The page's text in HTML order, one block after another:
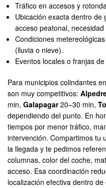
Tráfico en accesos y
Ubicación exacta dentro de
acceso peatonal,
Condiciones
(lluvia o nieve).
Eventos locales o franjas
Para municipios colindantes
son muy competitivos:
min, Galapagar20–30 min,
dependiendo del punto. En
tiempos por menor tráfico,
intervención. Compartimos tu
la llegada y te pedimos
columnas, color del coche,
acceso. Esa coordinación
localización efectiva dentro